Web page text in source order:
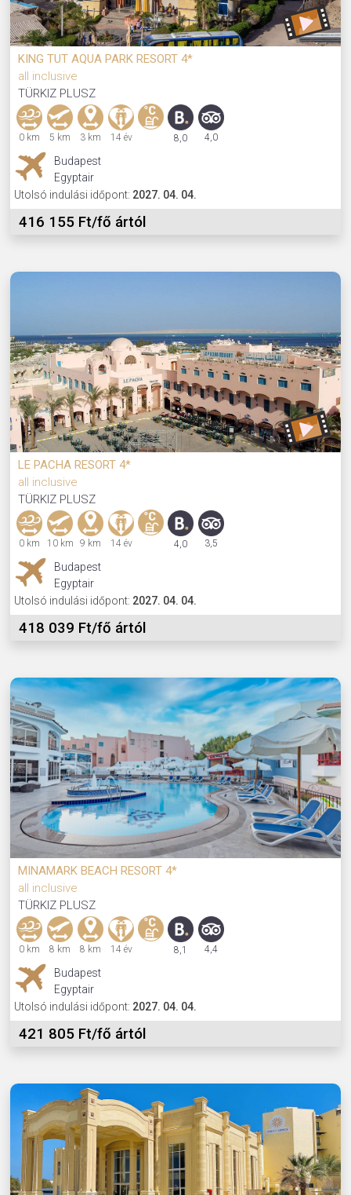
KING TUT AQUA PARK RESORT 4*
all inclusive
TÜRKIZ PLUSZ
0 km 5 km 3 km 14 év 8,0 4,0
Budapest
Egyptair
Utolsó indulási időpont: 2027. 04. 04.
416 155 Ft/fő ártól
LE PACHA RESORT 4*
all inclusive
TÜRKIZ PLUSZ
0 km 10 km 9 km 14 év 4,0 3,5
Budapest
Egyptair
Utolsó indulási időpont: 2027. 04. 04.
418 039 Ft/fő ártól
MINAMARK BEACH RESORT 4*
all inclusive
TÜRKIZ PLUSZ
0 km 8 km 8 km 14 év 8,1 4,4
Budapest
Egyptair
Utolsó indulási időpont: 2027. 04. 04.
421 805 Ft/fő ártól